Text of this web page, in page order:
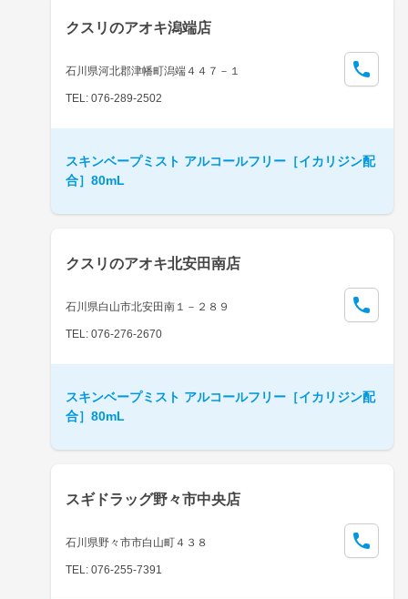
クスリのアオキ潟端店
石川県河北郡津幡町潟端４４７－１
TEL: 076-289-2502
スキンベープミスト アルコールフリー［イカリジン配
合］80mL
クスリのアオキ北安田南店
石川県白山市北安田南１－２８９
TEL: 076-276-2670
スキンベープミスト アルコールフリー［イカリジン配
合］80mL
スギドラッグ野々市中央店
石川県野々市市白山町４３８
TEL: 076-255-7391